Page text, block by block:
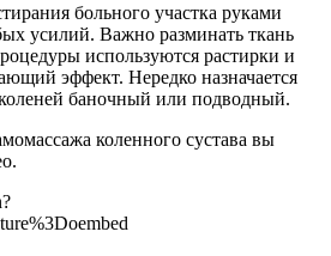
больного участка руками
усилий. Важно разминать ткань
используются растирки и
эффект. Нередко назначается
баночный или подводный.
коленного сустава вы